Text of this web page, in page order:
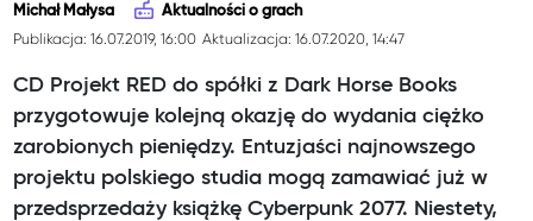
Michał Małysa Aktualności o grach
Publikacja: 16.07.2019, 16:00 Aktualizacja: 16.07.2020, 14:47
CD Projekt RED do spółki z Dark Horse Books
przygotowuje kolejną okazję do wydania ciężko
zarobionych pieniędzy. Entuzjaści najnowszego
projektu polskiego studia mogą zamawiać już w
przedsprzedaży książkę Cyberpunk 2077. Niestety,